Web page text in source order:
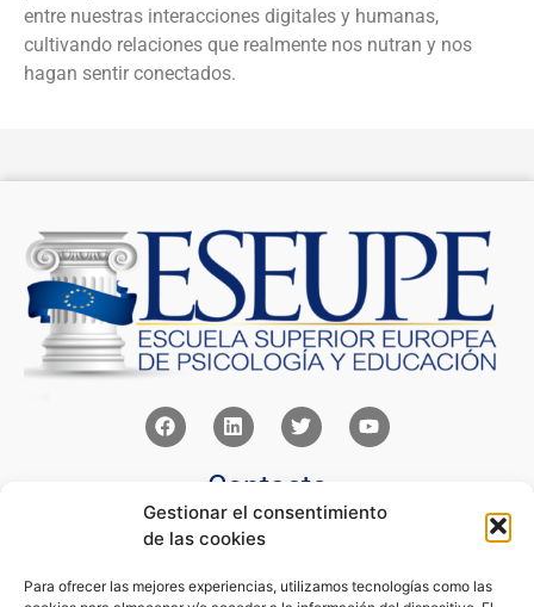
Gestionar el consentimiento
de las cookies
Para ofrecer las mejores experiencias, utilizamos tecnologías como las
entre nuestras interacciones digitales y humanas,
cultivando relaciones que realmente nos nutran y nos
hagan sentir conectados.
Contacto
Av Juan XXIII 15b Pozuelo de Alarcón – Madrid
+34 91 352 77 28